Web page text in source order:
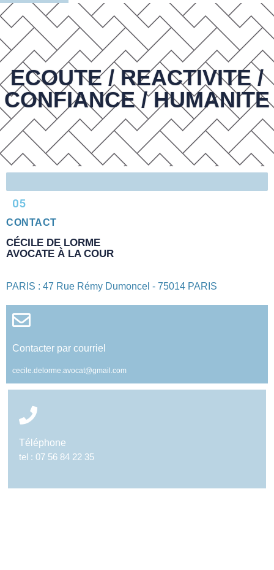
ECOUTE / REACTIVITE /
CONFIANCE / HUMANITE
05
CONTACT
CÉCILE DE LORME
AVOCATE À LA COUR
PARIS : 47 Rue Rémy Dumoncel - 75014 PARIS
Contacter par courriel
cecile.delorme.avocat@gmail.com
Téléphone
tel : 07 56 84 22 35